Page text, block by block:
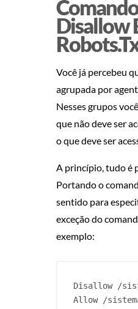
Disallow
Você já percebeu
agrupada por
Nesses grupos
que não deve ser
o que deve ser
A princípio, tudo é
Portando o
sentido para
exceção do
exemplo:
Disallow /
Allow /